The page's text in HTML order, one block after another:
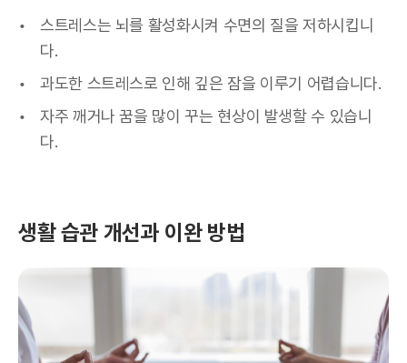
스트레스는 뇌를 활성화시켜 수면의 질을 저하시킵니
다.
과도한 스트레스로 인해 깊은 잠을 이루기 어렵습니다.
자주 깨거나 꿈을 많이 꾸는 현상이 발생할 수 있습니
다.
생활 습관 개선과 이완 방법